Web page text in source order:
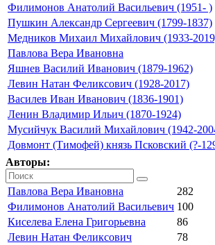
Филимонов Анатолий Васильевич (1951- )
Пушкин Александр Сергеевич (1799-1837)
Медников Михаил Михайлович (1933-
Павлова Вера Ивановна
Яшнев Василий Иванович (1879-1962)
Левин Натан Феликсович (1928-2017)
Василев Иван Иванович (1836-1901)
Ленин Владимир Ильич (1870-1924)
Мусийчук Василий Михайлович (1942-
Довмонт (Тимофей) князь Псковский (?-
Авторы:
Павлова Вера Ивановна
282
Филимонов Анатолий Васильевич 100
Киселева Елена Григорьевна
86
Левин Натан Феликсович
78